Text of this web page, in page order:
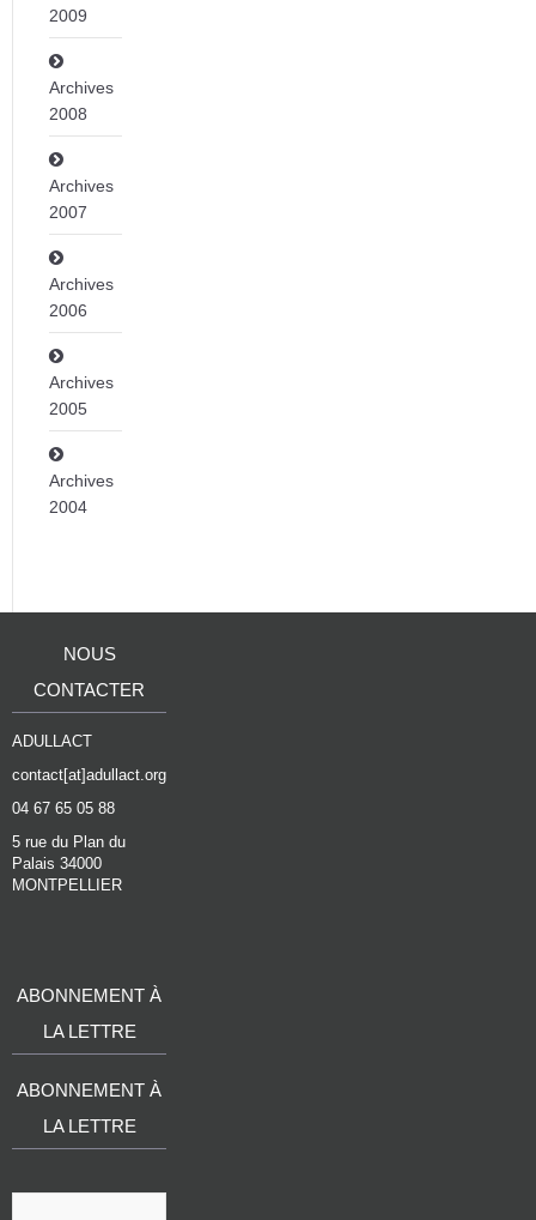
2009
Archives
2008
Archives
2007
Archives
2006
Archives
2005
Archives
2004
NOUS
CONTACTER
ADULLACT
contact[at]adullact.org
04 67 65 05 88
5 rue du Plan du
Palais 34000
MONTPELLIER
ABONNEMENT À
LA LETTRE
ABONNEMENT À
LA LETTRE